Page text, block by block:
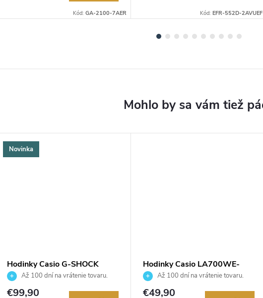
Kód: GA-2100-7AER Kód: EFR-552D-2AVUEF
Novinka
Hodinky Casio G-SHOCK
GMD-S5610PP-4ER
Až 100 dní na vrátenie tovaru.
Autorizovaný predajca.
€99,90
Hodinky Casio LA700WE-
7AEFAž 100 dní na vrátenie tovaru.
Autorizovaný predajca.
€49,90